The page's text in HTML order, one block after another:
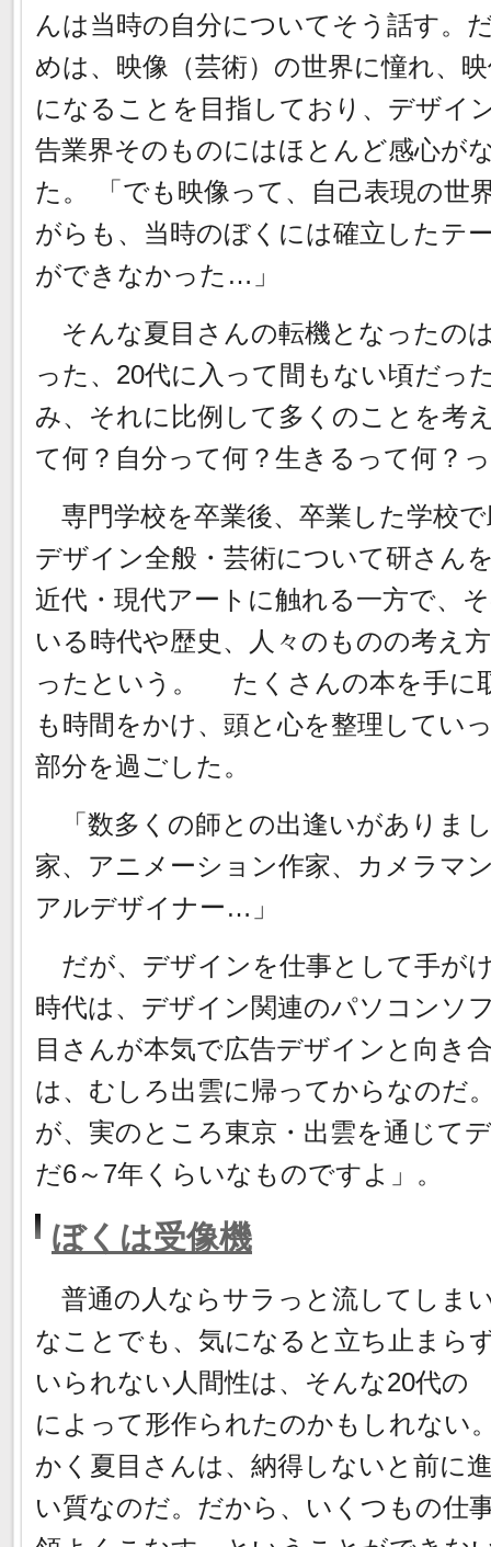
んは当時の自分についてそう話す。
めは、映像（芸術）の世界に憧れ、
になることを目指しており、デザイ
告業界そのものにはほとんど感心が
た。 「でも映像って、自己表現の世
がらも、当時のぼくには確立したテ
ができなかった…」
そんな夏目さんの転機となったの
った、20代に入って間もない頃だっ
み、それに比例して多くのことを考
て何？自分って何？生きるって何？
専門学校を卒業後、卒業した学校
デザイン全般・芸術について研さん
近代・現代アートに触れる一方で、
いる時代や歴史、人々のものの考え
ったという。 たくさんの本を手に
も時間をかけ、頭と心を整理してい
部分を過ごした。
「数多くの師との出逢いがありま
家、アニメーション作家、カメラマ
アルデザイナー…」
だが、デザインを仕事として手が
時代は、デザイン関連のパソコンソ
目さんが本気で広告デザインと向き
は、むしろ出雲に帰ってからなのだ
が、実のところ東京・出雲を通じて
だ6～7年くらいなものですよ」。
ぼくは受像機
普通の人ならサラっと流してしま
なことでも、気になると立ち止まら
いられない人間性は、そんな20代
によって形作られたのかもしれない
かく夏目さんは、納得しないと前に
い質なのだ。だから、いくつもの仕